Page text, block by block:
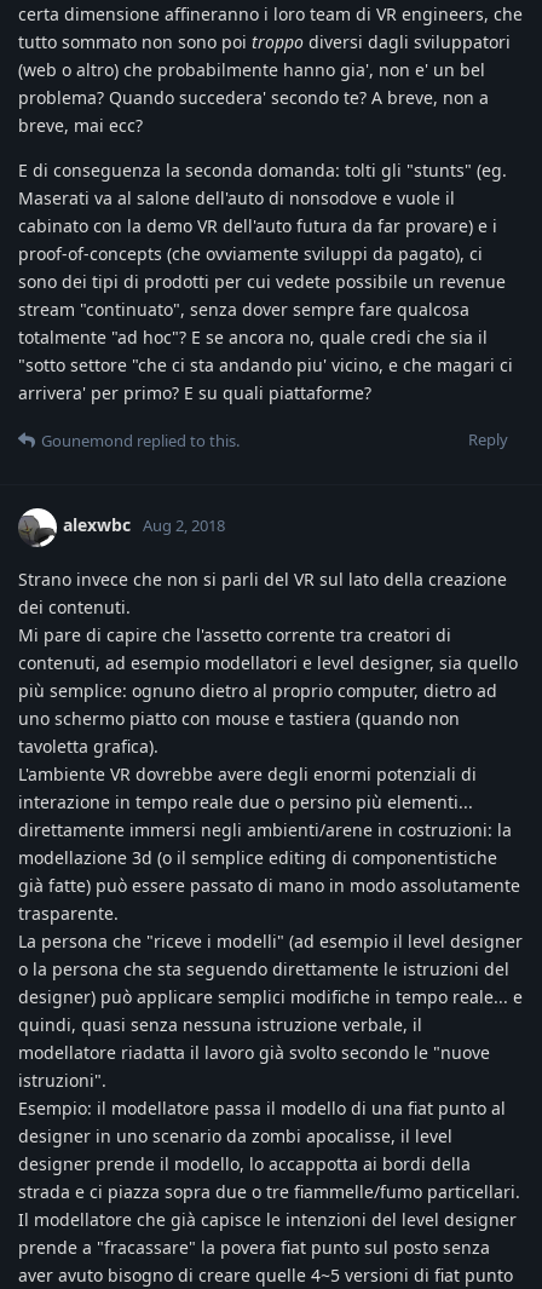
certa dimensione affineranno i loro team di VR engineers, che
tutto sommato non sono poi troppo diversi dagli sviluppatori
(web o altro) che probabilmente hanno gia', non e' un bel
problema? Quando succedera' secondo te? A breve, non a
breve, mai ecc?
E di conseguenza la seconda domanda: tolti gli "stunts" (eg.
Maserati va al salone dell'auto di nonsodove e vuole il
cabinato con la demo VR dell'auto futura da far provare) e i
proof-of-concepts (che ovviamente sviluppi da pagato), ci
sono dei tipi di prodotti per cui vedete possibile un revenue
stream "continuato", senza dover sempre fare qualcosa
totalmente "ad hoc"? E se ancora no, quale credi che sia il
"sotto settore "che ci sta andando piu' vicino, e che magari ci
arrivera' per primo? E su quali piattaforme?
Reply
Gounemond replied to this.
alexwbc Aug 2, 2018
Strano invece che non si parli del VR sul lato della creazione
dei contenuti.
Mi pare di capire che l'assetto corrente tra creatori di
contenuti, ad esempio modellatori e level designer, sia quello
più semplice: ognuno dietro al proprio computer, dietro ad
uno schermo piatto con mouse e tastiera (quando non
tavoletta grafica).
L'ambiente VR dovrebbe avere degli enormi potenziali di
interazione in tempo reale due o persino più elementi...
direttamente immersi negli ambienti/arene in costruzioni: la
modellazione 3d (o il semplice editing di componentistiche
già fatte) può essere passato di mano in modo assolutamente
trasparente.
La persona che "riceve i modelli" (ad esempio il level designer
o la persona che sta seguendo direttamente le istruzioni del
designer) può applicare semplici modifiche in tempo reale... e
quindi, quasi senza nessuna istruzione verbale, il
modellatore riadatta il lavoro già svolto secondo le "nuove
istruzioni".
Esempio: il modellatore passa il modello di una fiat punto al
designer in uno scenario da zombi apocalisse, il level
designer prende il modello, lo accappotta ai bordi della
strada e ci piazza sopra due o tre fiammelle/fumo particellari.
Il modellatore che già capisce le intenzioni del level designer
prende a "fracassare" la povera fiat punto sul posto senza
aver avuto bisogno di creare quelle 4~5 versioni di fiat punto